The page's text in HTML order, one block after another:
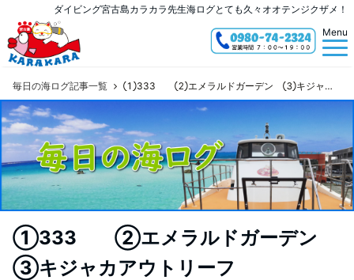
ダイビング宮古島カラカラ先生海ログとても久々オオテンジクザメ！
Menu
毎日の海ログ記事一覧 ①333 ②エメラルドガーデン ③キジャカアウトリーフ
①333 ②エメラルドガーデン
③キジャカアウトリーフ